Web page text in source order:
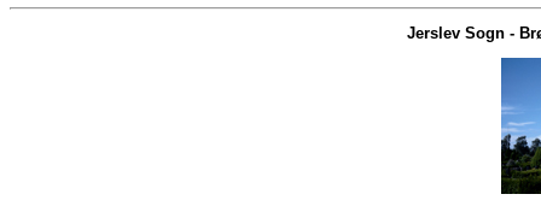
Jerslev Sogn -